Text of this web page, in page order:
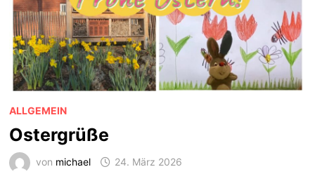
ALLGEMEIN
Ostergrüße
von michael 24. März 2026